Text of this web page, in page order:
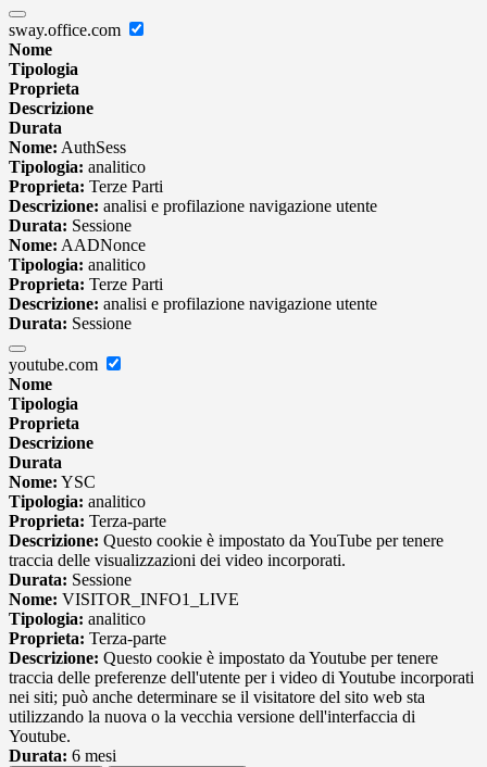
sway.office.com
Nome
Tipologia
Proprieta
Descrizione
Durata
Nome: AuthSess
Tipologia: analitico
Proprieta: Terze Parti
Descrizione: analisi e profilazione navigazione utente
Durata: Sessione
Nome: AADNonce
Tipologia: analitico
Proprieta: Terze Parti
Descrizione: analisi e profilazione navigazione utente
Durata: Sessione
youtube.com
Nome
Tipologia
Proprieta
Descrizione
Durata
Nome: YSC
Tipologia: analitico
Proprieta: Terza-parte
Descrizione: Questo cookie è impostato da YouTube per tenere
traccia delle visualizzazioni dei video incorporati.
Durata: Sessione
Nome: VISITOR_INFO1_LIVE
Tipologia: analitico
Proprieta: Terza-parte
Descrizione: Questo cookie è impostato da Youtube per tenere
traccia delle preferenze dell'utente per i video di Youtube incorporati
nei siti; può anche determinare se il visitatore del sito web sta
utilizzando la nuova o la vecchia versione dell'interfaccia di
Youtube.
Durata: 6 mesi